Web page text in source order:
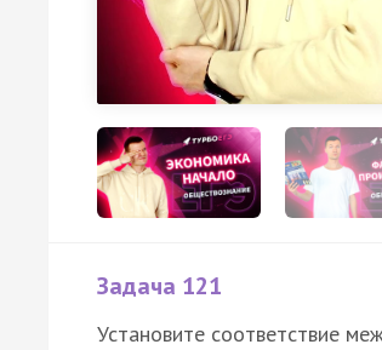
Задача 121
Установите соответствие